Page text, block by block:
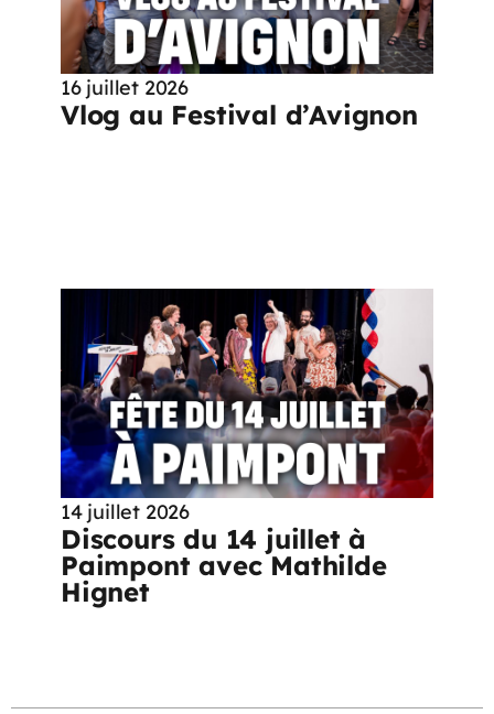
16 juillet 2026
Vlog au Festival d’Avignon
14 juillet 2026
Discours du 14 juillet à
Paimpont avec Mathilde
Hignet